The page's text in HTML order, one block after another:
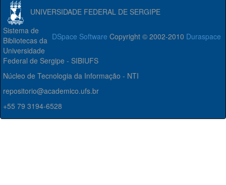
UNIVERSIDADE FEDERAL DE SERGIPE
DSpace Software Copyright © 2002-2010 Duraspace
Sistema de
Bibliotecas da
Universidade
Federal de Sergipe - SIBIUFS
Núcleo de Tecnologia da Informação - NTI
repositorio@academico.ufs.br
+55 79 3194-6528